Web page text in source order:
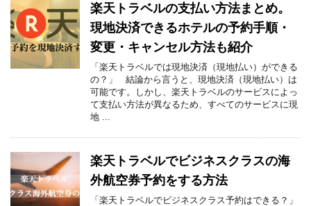
楽天トラベルの支払い方法まとめ。
現地決済できるホテルの予約手順・
変更・キャンセル方法も紹介
「楽天トラベルでは現地決済（現地払い）ができる
の？」 結論から言うと、現地決済（現地払い）は
可能です。しかし、楽天トラベルのサービスによっ
て支払い方法が異なるため、すべてのサービスに現
地 ...
楽天トラベルでビジネスクラスの海
外航空券予約をする方法
「楽天トラベルでビジネスクラス予約はできる？」